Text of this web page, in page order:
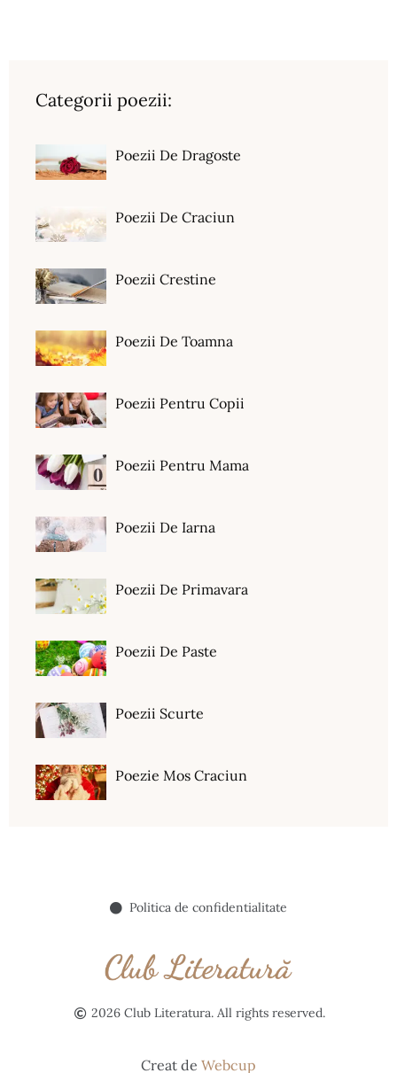
Categorii poezii:
Poezii De Dragoste
Poezii De Craciun
Poezii Crestine
Poezii De Toamna
Poezii Pentru Copii
Poezii Pentru Mama
Poezii De Iarna
Poezii De Primavara
Poezii De Paste
Poezii Scurte
Poezie Mos Craciun
Politica de confidentialitate
2026 Club Literatura. All rights reserved.
Creat de Webcup